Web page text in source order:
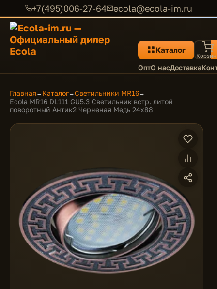
+7(495)006-27-64 ecola@ecola-im.ru
Каталог
ОптО насДоставка
Главная → Каталог→Светильники MR16→
Ecola MR16 DL111 GU5.3 Светильник встр. литой
поворотный Антик2 Черненая Медь 24x88